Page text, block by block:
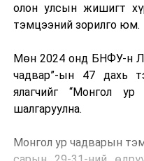
олон улсын жишигт
тэмцээний зорилго юм.
Мөн 2024 онд БНФУ-н
чадвар”-ын 47 дахь
ялагчийг “Монгол
шалгаруулна.
Монгол ур чадварын